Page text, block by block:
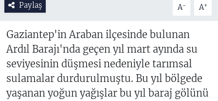
Paylaş A- A+
Gaziantep'in Araban ilçesinde bulunan
Ardıl Barajı'nda geçen yıl mart ayında su
seviyesinin düşmesi nedeniyle tarımsal
sulamalar durdurulmuştu. Bu yıl bölgede
yaşanan yoğun yağışlar bu yıl baraj gölünü